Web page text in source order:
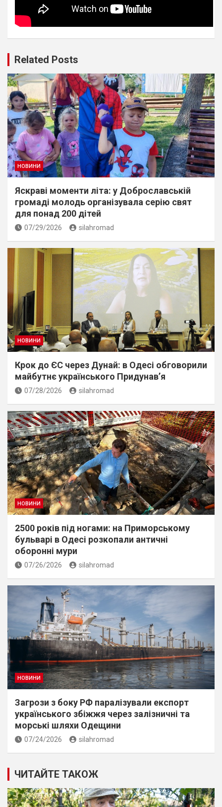
Related Posts
НОВИНИ
Яскраві моменти літа: у Доброславській
громаді молодь організувала серію свят
для понад 200 дітей
07/29/2026 silahromad
НОВИНИ
Крок до ЄС через Дунай: в Одесі обговорили
майбутнє українського Придунав’я
07/28/2026 silahromad
НОВИНИ
2500 років під ногами: на Приморському
бульварі в Одесі розкопали античні
оборонні мури
07/26/2026 silahromad
НОВИНИ
Загрози з боку РФ паралізували експорт
українського збіжжя через залізничні та
морські шляхи Одещини
07/24/2026 silahromad
ЧИТАЙТЕ ТАКОЖ